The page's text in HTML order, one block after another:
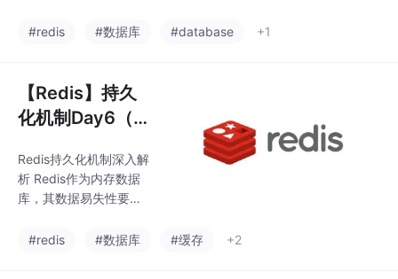
分详细介绍了基础SET/
作，重点分析了分布式
锁、计数器等典型应用
场景。Hash类型部分讲
减等命令，并通过用户
信息、购物车等案例展
示其优势。文章特别强
响，并对比了Hash与St
#redis #数据库 #database +1
【Redis】持久
化机制Day6（2
Redis持久化机制深入解
析 Redis作为内存数据
库，其数据易失性要求
证数据安全。文章详细
#redis #数据库 #缓存 +2